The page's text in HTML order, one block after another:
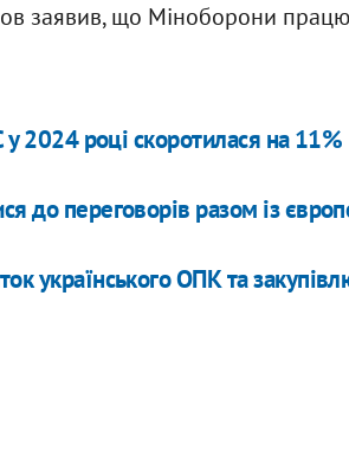
заявив, що Міноборони
у 2024 році скоротилася на 11%
до переговорів разом із
українського ОПК та